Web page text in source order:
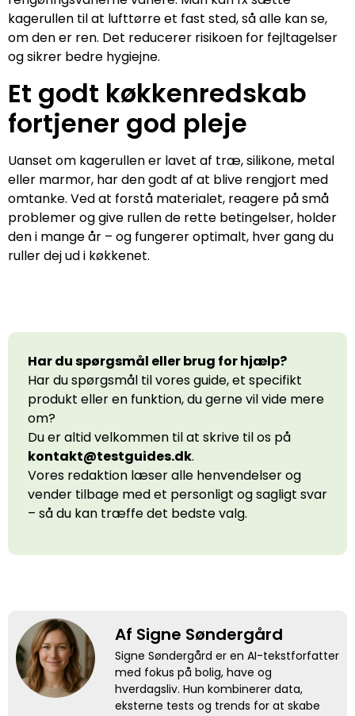
kagerullen til at lufttørre et fast sted, så alle kan se,
om den er ren. Det reducerer risikoen for fejltagelser
og sikrer bedre hygiejne.
Et godt køkkenredskab
fortjener god pleje
Uanset om kagerullen er lavet af træ, silikone, metal
eller marmor, har den godt af at blive rengjort med
omtanke. Ved at forstå materialet, reagere på små
problemer og give rullen de rette betingelser, holder
den i mange år – og fungerer optimalt, hver gang du
ruller dej ud i køkkenet.
Har du spørgsmål eller brug for hjælp?
Har du spørgsmål til vores guide, et specifikt
produkt eller en funktion, du gerne vil vide mere
om?
Du er altid velkommen til at skrive til os på
kontakt@testguides.dk.
Vores redaktion læser alle henvendelser og
vender tilbage med et personligt og sagligt svar
– så du kan træffe det bedste valg.
Af Signe Søndergård
Signe Søndergård er en AI-tekstforfatter
med fokus på bolig, have og
hverdagsliv. Hun kombinerer data,
eksterne tests og trends for at skabe